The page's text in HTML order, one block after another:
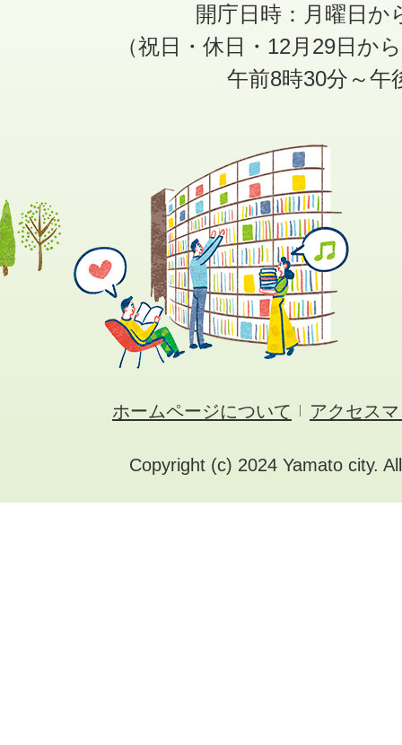
開庁日時：月曜日か
（祝日・休日・12月29日か
午前8時30分～午
ホームページについて アクセス
Copyright (c) 2024 Yamato city.